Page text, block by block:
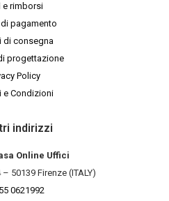
e rimborsi
pagamento
di consegna
progettazione
Policy
e Condizioni
indirizzi
Online Uffici
50139 Firenze (ITALY)
0621992